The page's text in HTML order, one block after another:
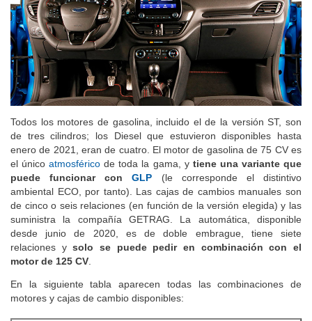
Todos los motores de gasolina, incluido el de la versión ST, son
de tres cilindros; los Diesel que estuvieron disponibles hasta
enero de 2021, eran de cuatro. El motor de gasolina de 75 CV es
el único atmosférico de toda la gama, ytiene una variante que
puede funcionar con
GLP (le corresponde el distintivo
ambiental ECO, por tanto). Las cajas de cambios manuales son
de cinco o seis relaciones (en función de la versión elegida) y las
suministra la compañía GETRAG. La automática, disponible
desde junio de 2020, es de doble embrague, tiene siete
relaciones y solo se puede pedir en combinación con el
En la siguiente tabla aparecen todas las combinaciones de